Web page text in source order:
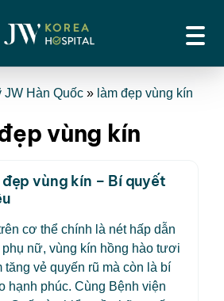
JW Hàn Quốc » làm đẹp vùng kín
vùng kín
vùng kín – Bí quyết
cơ thể chính là nét hấp dẫn
phụ nữ, vùng kín hồng hào tươi
tăng vẻ quyến rũ mà còn là bí
hạnh phúc. Cùng Bệnh viện